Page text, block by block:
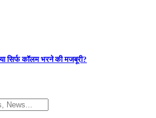
या सिर्फ कॉलम भरने की मजबूरी?